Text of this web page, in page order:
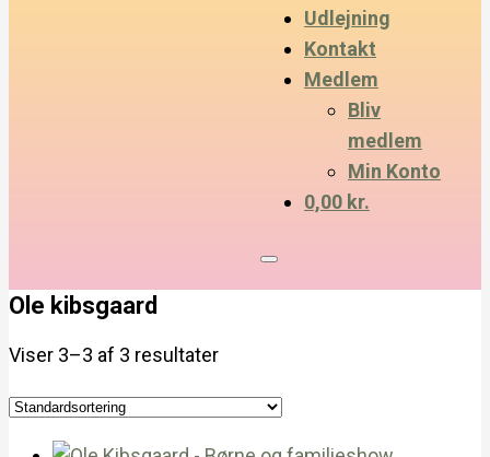
Udlejning
Kontakt
Medlem
Bliv
medlem
Min Konto
0,00 kr.
Ole kibsgaard
Viser 3–3 af 3 resultater